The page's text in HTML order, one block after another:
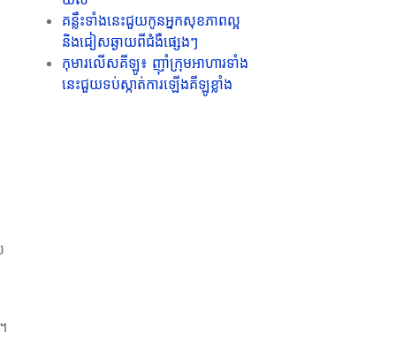
គន្លឹះទាំងនេះជួយកូនអ្នកសុខភាពល្អ
និងជៀសឆ្ងាយពីជំងឺផ្សេងៗ
កុមារលើសគីឡូ៖ ញ៉ាំក្រុមអាហារទាំង
នេះជួយទប់ស្កាត់ការឡើងគីឡូខ្លាំង